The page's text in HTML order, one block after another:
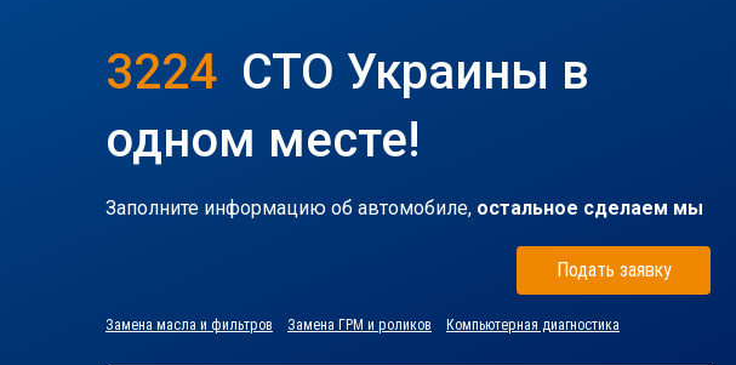
3224 СТО Украины в
одном месте!
Заполните информацию об автомобиле, остальное сделаем мы
Подать заявку
Замена масла и фильтров Замена ГРМ и роликов Компьютерная диагностика